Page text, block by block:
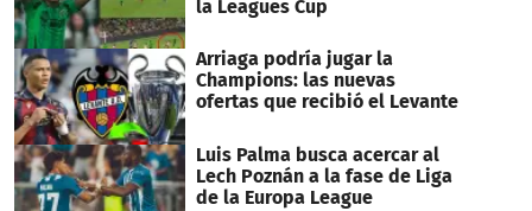
la Leagues Cup
Arriaga podría jugar la
Champions: las nuevas
ofertas que recibió el Levante
Luis Palma busca acercar al
Lech Poznán a la fase de Liga
de la Europa League